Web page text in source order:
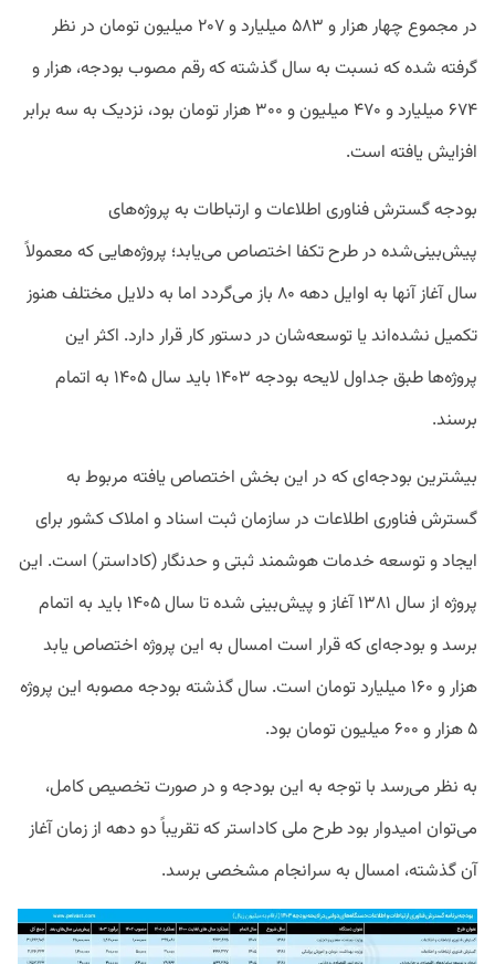
در مجموع چهار هزار و ۵۸۳ میلیارد و ۲۰۷ میلیون تومان در نظر
گرفته شده که نسبت به سال گذشته که رقم مصوب بودجه، هزار و
۶۷۴ میلیارد و ۴۷۰ میلیون و ۳۰۰ هزار تومان بود، نزدیک به سه برابر
افزایش یافته است.
بودجه گسترش فناوری اطلاعات و ارتباطات به پروژه‌های
پیش‌بینی‌شده در طرح تکفا اختصاص می‌یابد؛ پروژه‌هایی که معمولاً
سال آغاز آنها به اوایل دهه ۸۰ باز می‌گردد اما به دلایل مختلف هنوز
تکمیل نشده‌اند یا توسعه‌شان در دستور کار قرار دارد. اکثر این
پروژه‌ها طبق جداول لایحه بودجه ۱۴۰۳ باید سال ۱۴۰۵ به اتمام
برسند.
بیشترین بودجه‌ای که در این بخش اختصاص یافته مربوط به
گسترش فناوری اطلاعات در سازمان ثبت اسناد و املاک کشور برای
ایجاد و توسعه خدمات هوشمند ثبتی و حدنگار (کاداستر) است. این
پروژه از سال ۱۳۸۱ آغاز و پیش‌بینی شده تا سال ۱۴۰۵ باید به اتمام
برسد و بودجه‌ای که قرار است امسال به این پروژه اختصاص یابد
هزار و ۱۶۰ میلیارد تومان است. سال گذشته بودجه مصوبه این پروژه
۵ هزار و ۶۰۰ میلیون تومان بود.
به نظر می‌رسد با توجه به این بودجه و در صورت تخصیص کامل،
می‌توان امیدوار بود طرح ملی کاداستر که تقریباً دو دهه از زمان آغاز
آن گذشته، امسال به سرانجام مشخصی برسد.